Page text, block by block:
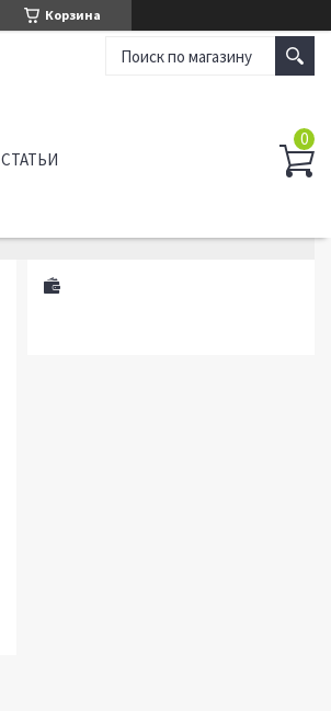
Корзина
СТАТЬИ